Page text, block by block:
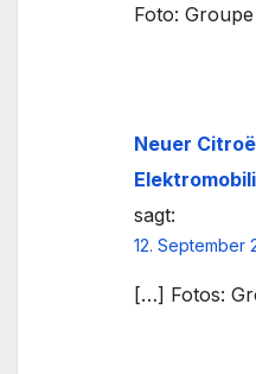
Foto:
Neuer
sagt:
12. September
[…] Fotos: